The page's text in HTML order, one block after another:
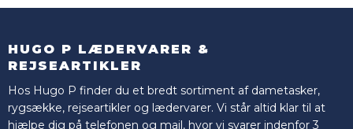
HUGO P LÆDERVARER &
REJSEARTIKLER
Hos Hugo P finder du et bredt sortiment af dametasker,
rygsække, rejseartikler og lædervarer. Vi står altid klar til at
hjælpe dig på telefonen og mail, hvor vi svarer indenfor 3